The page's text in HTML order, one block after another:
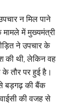
न मिल पाने
मामले में मुख्यमंत्री
ने उपचार के
की थी, लेकिन वह
तौर पर हुई है।
से बड़गढ़ की बैंक
की वजह से